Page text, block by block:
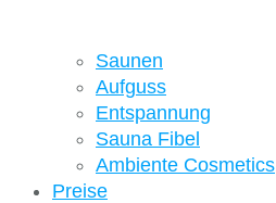
Saunen
Aufguss
Entspannung
Sauna Fibel
Ambiente Cosmetics
Preise